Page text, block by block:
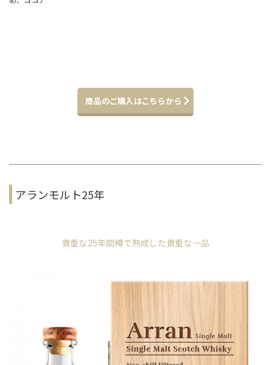
商品のご購入はこちらから
アランモルト25年
貴重な25年間樽で熟成した貴重な一品